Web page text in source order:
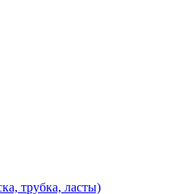
трубка, ласты)